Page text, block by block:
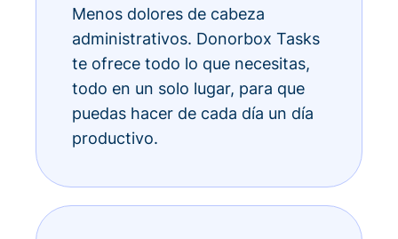
Menos dolores de cabeza
administrativos. Donorbox Tasks
te ofrece todo lo que necesitas,
todo en un solo lugar, para que
puedas hacer de cada día un día
productivo.